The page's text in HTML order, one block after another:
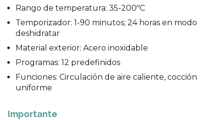
Rango de temperatura: 35-200ºC
Temporizador: 1-90 minutos; 24 horas en modo
deshidratar
Material exterior: Acero inoxidable
Programas: 12 predefinidos
Funciones: Circulación de aire caliente, cocción
uniforme
Importante